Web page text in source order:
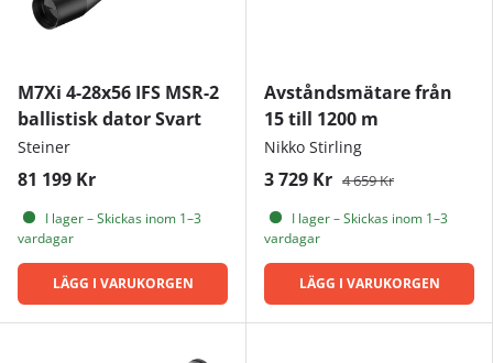
M7Xi 4-28x56 IFS MSR-2
ballistisk dator Svart
Steiner
81 199 Kr
I lager – Skickas inom 1–3
vardagar
LÄGG I VARUKORGEN
Avståndsmätare från
15 till 1200 m
Nikko Stirling
3 729 Kr 4 659 Kr
I lager – Skickas inom 1–3
vardagar
LÄGG I VARUKORGEN